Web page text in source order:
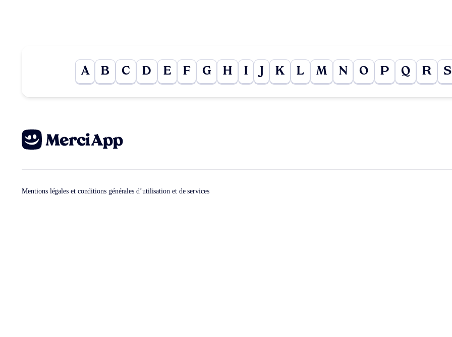
A B C D E F G H I K L M N O P Q R S
Mentions légales et conditions générales d’utilisation et de services